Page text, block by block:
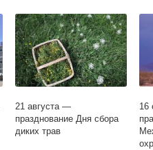
21 августа —
празднование Дня сбора
диких трав
16